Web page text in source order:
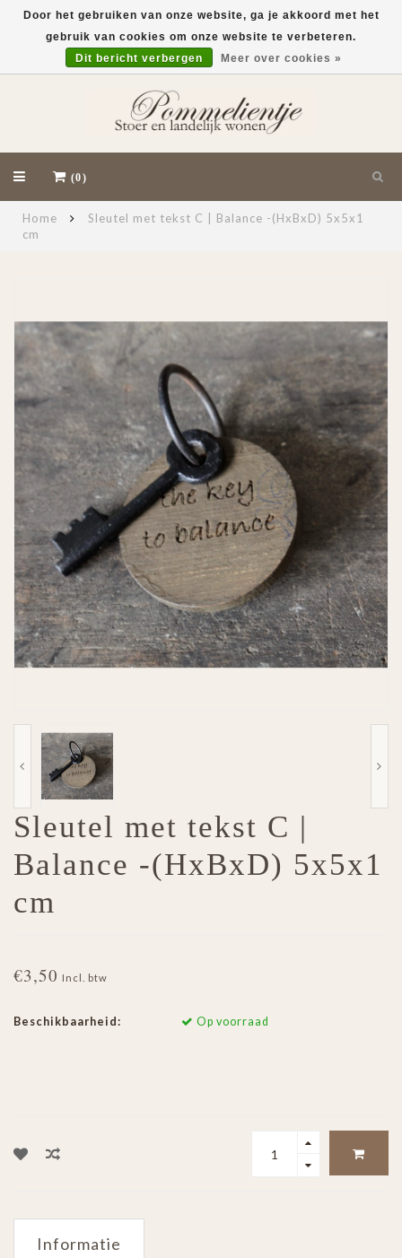
(0)
Home
Sleutel met tekst C | Balance -(HxBxD) 5x5x1
cm
Sleutel met tekst C |
Balance -(HxBxD) 5x5x1
cm
€3,50 Incl. btw
Beschikbaarheid: Op voorraad
Informatie
Door het gebruiken van onze website, ga je akkoord met het
gebruik van cookies om onze website te verbeteren.
Dit bericht verbergen
Meer over cookies »